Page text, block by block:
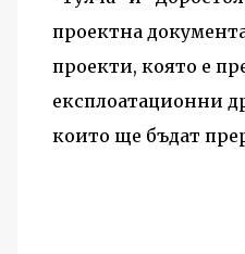
проектна
проекти, която е
експлоатационни
които ще бъдат